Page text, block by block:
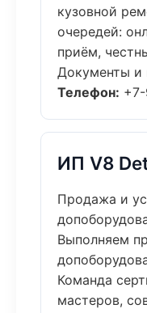
кузовной
очередей:
приём,
Документы и
Телефон:
ИП V8
Продажа и
Выполняем
Команда
мастеров,